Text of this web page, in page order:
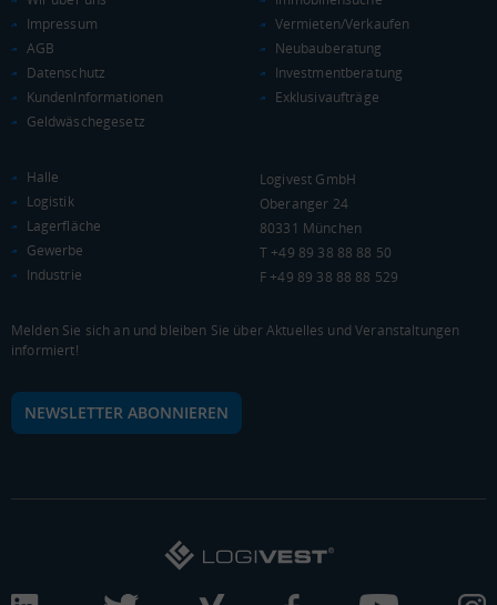
KAUFKRAFT
Euro pro Kopf
(Landkreis / Kreisfreie Stadt)
KAUFKRAFT - EURO PRO KOPF
0 € 20.000 € 40.000 €
Bundesland
(LANDKREIS / KREISFREIE STADT)
Impressum
AGB
Datenschutz
KundenInformationen
Geldwäschegesetz
Vermieten/Verkaufen
Neubauberatung
Investmentberatung
Exklusivaufträge
Halle
Logistik
Lagerfläche
Gewerbe
Industrie
Logivest GmbH
Oberanger 24
80331 München
T +49 89 38 88 88 50
F +49 89 38 88 88 529
Melden Sie sich an und bleiben Sie über Aktuelles und Veranstaltungen
informiert!
NEWSLETTER ABONNIEREN